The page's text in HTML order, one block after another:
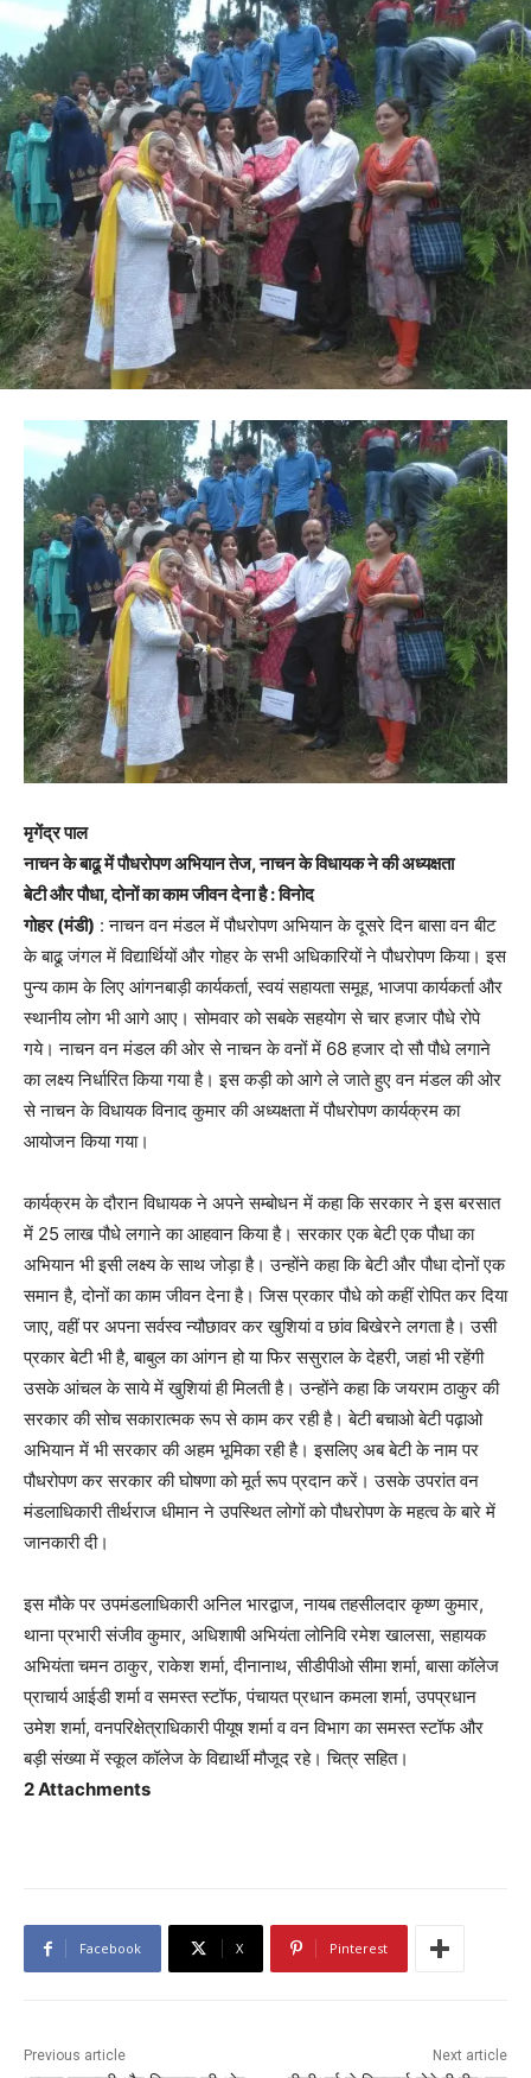
मृगेंद्र पाल
नाचन के बाढू में पौधरोपण अभियान तेज, नाचन के विधायक ने की अध्यक्षता
बेटी और पौधा, दोनों का काम जीवन देना है : विनोद
गोहर (मंडी) : नाचन वन मंडल में पौधरोपण अभियान के दूसरे दिन बासा वन बीट
के बाढू जंगल में विद्यार्थियों और गोहर के सभी अधिकारियों ने पौधरोपण किया। इस
पुन्य काम के लिए आंगनबाड़ी कार्यकर्ता, स्वयं सहायता समूह, भाजपा कार्यकर्ता और
स्थानीय लोग भी आगे आए। सोमवार को सबके सहयोग से चार हजार पौधे रोपे
गये। नाचन वन मंडल की ओर से नाचन के वनों में 68 हजार दो सौ पौधे लगाने
का लक्ष्य निर्धारित किया गया है। इस कड़ी को आगे ले जाते हुए वन मंडल की ओर
से नाचन के विधायक विनाद कुमार की अध्यक्षता में पौधरोपण कार्यक्रम का
आयोजन किया गया।
कार्यक्रम के दौरान विधायक ने अपने सम्बोधन में कहा कि सरकार ने इस बरसात
में 25 लाख पौधे लगाने का आहवान किया है। सरकार एक बेटी एक पौधा का
अभियान भी इसी लक्ष्य के साथ जोड़ा है। उन्होंने कहा कि बेटी और पौधा दोनों एक
समान है, दोनों का काम जीवन देना है। जिस प्रकार पौधे को कहीं रोपित कर दिया
जाए, वहीं पर अपना सर्वस्व न्यौछावर कर खुशियां व छांव बिखेरने लगता है। उसी
प्रकार बेटी भी है, बाबुल का आंगन हो या फिर ससुराल के देहरी, जहां भी रहेंगी
उसके आंचल के साये में खुशियां ही मिलती है। उन्होंने कहा कि जयराम ठाकुर की
सरकार की सोच सकारात्मक रूप से काम कर रही है। बेटी बचाओ बेटी पढ़ाओ
अभियान में भी सरकार की अहम भूमिका रही है। इसलिए अब बेटी के नाम पर
पौधरोपण कर सरकार की घोषणा को मूर्त रूप प्रदान करें। उसके उपरांत वन
मंडलाधिकारी तीर्थराज धीमान ने उपस्थित लोगों को पौधरोपण के महत्व के बारे में
जानकारी दी।
इस मौके पर उपमंडलाधिकारी अनिल भारद्वाज, नायब तहसीलदार कृष्ण कुमार,
थाना प्रभारी संजीव कुमार, अधिशाषी अभियंता लोनिवि रमेश खालसा, सहायक
अभियंता चमन ठाकुर, राकेश शर्मा, दीनानाथ, सीडीपीओ सीमा शर्मा, बासा कॉलेज
प्राचार्य आईडी शर्मा व समस्त स्टॉफ, पंचायत प्रधान कमला शर्मा, उपप्रधान
उमेश शर्मा, वनपरिक्षेत्राधिकारी पीयूष शर्मा व वन विभाग का समस्त स्टॉफ और
बड़ी संख्या में स्कूल कॉलेज के विद्यार्थी मौजूद रहे। चित्र सहित।
2 Attachments
Facebook X Pinterest
Previous article Next article